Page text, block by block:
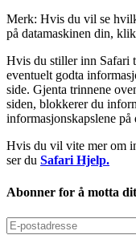
Merk: Hvis du vil se
på datamaskinen din,
Hvis du stiller inn Safari
eventuelt godta
side. Gjenta trinnene
siden, blokkerer du
informasjonskapslene på
Hvis du vil vite mer om
ser du Safari Hjelp.
Abonner for å motta